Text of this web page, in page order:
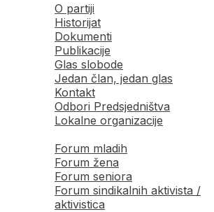
O partiji
Historijat
Dokumenti
Publikacije
Glas slobode
Jedan član, jedan glas
Kontakt
Odbori Predsjedništva
Lokalne organizacije
Forum mladih
Forum žena
Forum seniora
Forum sindikalnih aktivista /
aktivistica